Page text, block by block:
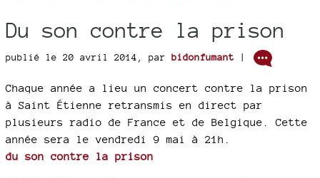
Du son contre la prison
publié le 20 avril 2014, par bidonfumant |
Chaque année a lieu un concert contre la prison
à Saint Étienne retransmis en direct par
plusieurs radio de France et de Belgique. Cette
année sera le vendredi 9 mai à 21h.
du son contre la prison